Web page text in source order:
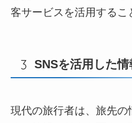
客サービスを活用するこ
SNSを活用した
現代の旅行者は、旅先の